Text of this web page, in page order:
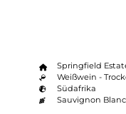
Springfield
Weißwein -
Südafrika
Sauvignon